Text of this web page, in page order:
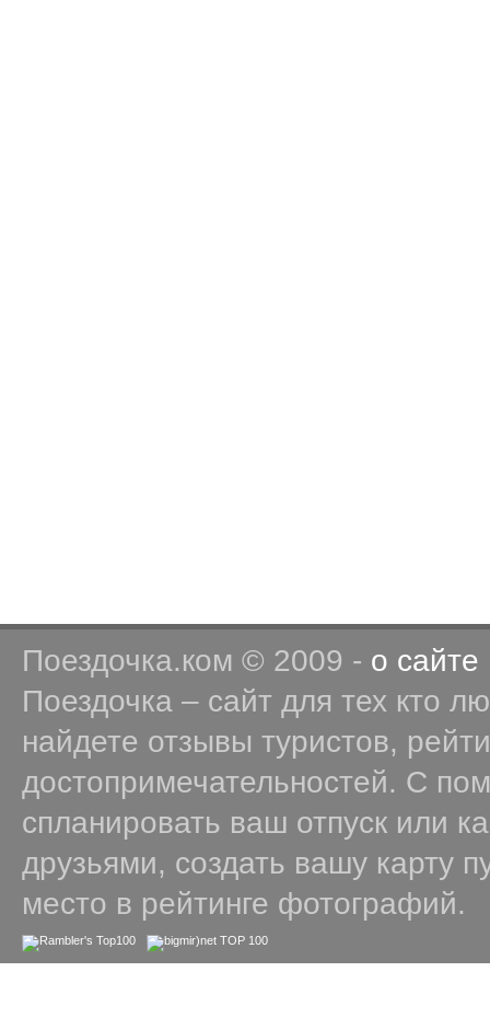
Поездочка.ком © 2009 - о сайте
Поездочка – сайт для тех кто
найдете отзывы туристов,
достопримечательностей. С
спланировать ваш отпуск или
друзьями, создать вашу карту
место в рейтинге фотографий.